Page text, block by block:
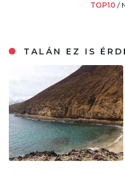
TOP10 /
TALÁN EZ IS